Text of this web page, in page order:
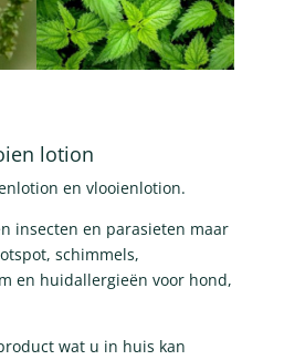
lotion
en vlooienlotion.
insecten en parasieten maar
schimmels,
en huidallergieën voor hond,
wat u in huis kan